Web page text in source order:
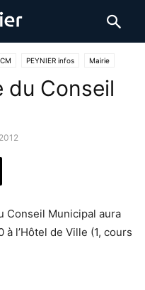
PEYNIER infos Mairie
du Conseil
Conseil Municipal aura
l’Hôtel de Ville (1, cours